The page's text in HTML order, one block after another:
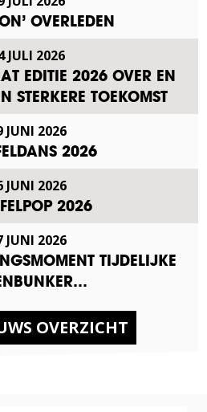
OVERLEDEN
JULI 2026
EDITIE 2026 OVER EN
STERKERE TOEKOMST
JUNI 2026
2026
JUNI 2026
2026
JUNI 2026
TIJDELIJKE
OVERZICHT